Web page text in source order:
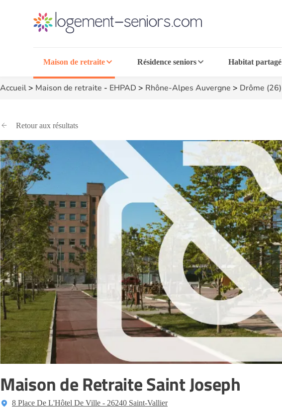
Maison de retraite Résidence seniors Habitat partagé
Accueil> Maison de retraite - EHPAD > Rhône-Alpes Auvergne > Drôme (26)
Retour aux résultats
Maison de Retraite Saint Joseph
8 Place De L'Hôtel De Ville - 26240 Saint-Vallier